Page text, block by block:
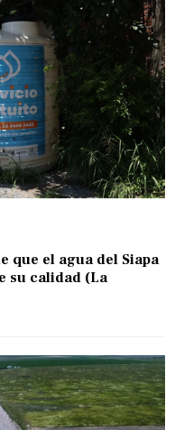
que el agua del Siapa
su calidad (La